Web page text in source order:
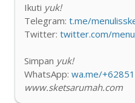
Ikuti yuk!
Telegram: t.me/
Twitter: twitter.com/
Simpan yuk!
WhatsApp: wa.me/
www.sketsarumah.com